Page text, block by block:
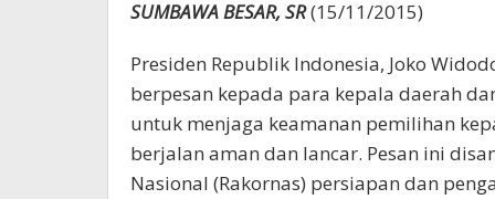
SUMBAWA BESAR, SR(15/11/2015)
Presiden Republik Indonesia, Joko
berpesan kepada para kepala daerah
untuk menjaga keamanan pemilihan
berjalan aman dan lancar. Pesan ini
Nasional (Rakornas) persiapan dan